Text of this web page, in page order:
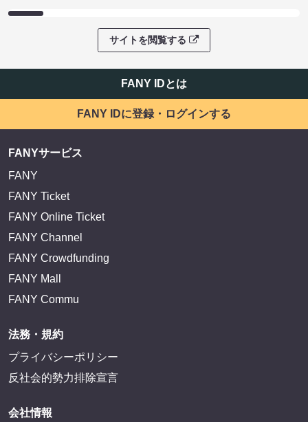
サイトを閲覧する
FANY IDとは
FANY IDに登録・ログインする
FANYサービス
FANY
FANY Ticket
FANY Online Ticket
FANY Channel
FANY Crowdfunding
FANY Mall
FANY Commu
法務・規約
プライバシーポリシー
反社会的勢力排除宣言
会社情報